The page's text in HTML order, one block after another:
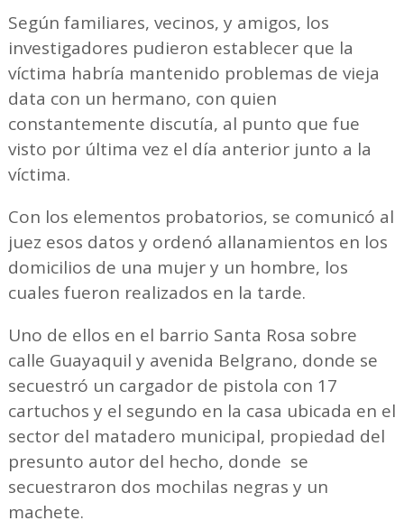
Según familiares, vecinos, y amigos, los
investigadores pudieron establecer que la
víctima habría mantenido problemas de vieja
data con un hermano, con quien
constantemente discutía, al punto que fue
visto por última vez el día anterior junto a la
víctima.
Con los elementos probatorios, se comunicó al
juez esos datos y ordenó allanamientos en los
domicilios de una mujer y un hombre, los
cuales fueron realizados en la tarde.
Uno de ellos en el barrio Santa Rosa sobre
calle Guayaquil y avenida Belgrano, donde se
secuestró un cargador de pistola con 17
cartuchos y el segundo en la casa ubicada en el
sector del matadero municipal, propiedad del
presunto autor del hecho, donde se
secuestraron dos mochilas negras y un
machete.